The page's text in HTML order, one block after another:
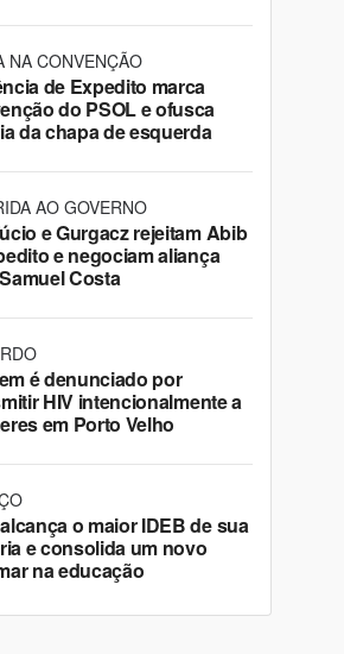
NA CONVENÇÃO
de Expedito marca
do PSOL e ofusca
da chapa de esquerda
AO GOVERNO
e Gurgacz rejeitam Abib
e negociam aliança
Costa
é denunciado por
HIV intencionalmente a
em Porto Velho
o maior IDEB de sua
e consolida um novo
na educação